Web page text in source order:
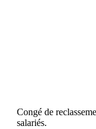
Congé de
salariés.